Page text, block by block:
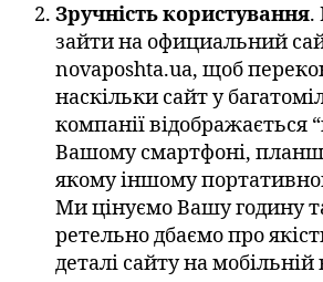
Зручність користування.
зайти на официальний
novaposhta.ua, щоб
наскільки сайт у
компанії відображається
Вашому смартфоні,
якому іншому
Ми цінуємо Вашу годину
ретельно дбаємо про
деталі сайту на мобільній